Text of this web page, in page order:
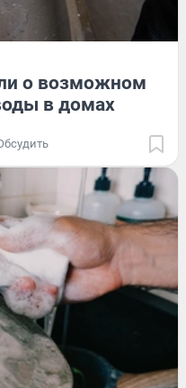
о возможном
в домах